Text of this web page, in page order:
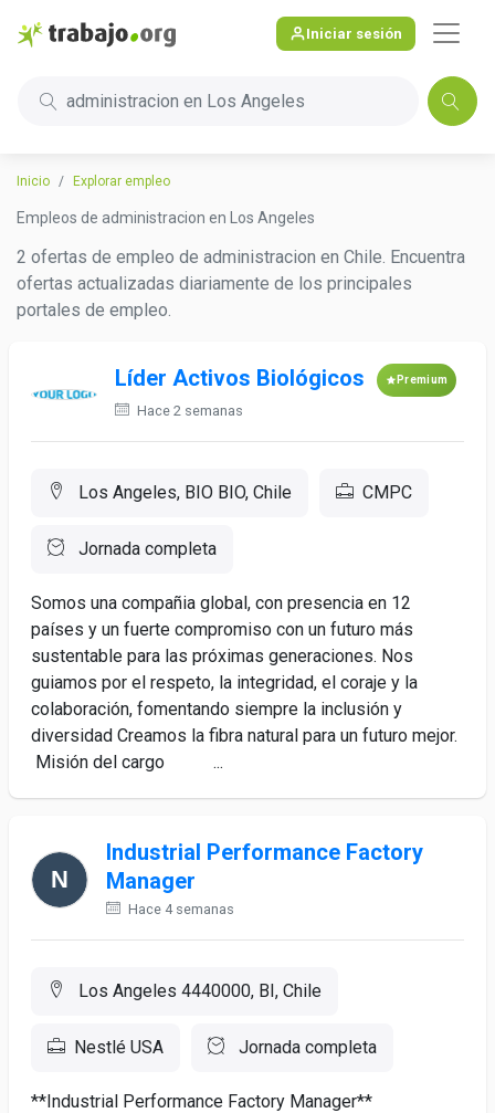
Iniciar sesión
administracion en Los Angeles
Inicio Explorar empleo
Empleos de administracion en Los Angeles
2 ofertas de empleo de administracion en Chile. Encuentra
ofertas actualizadas diariamente de los principales
portales de empleo.
Líder Activos Biológicos Premium
Hace 2 semanas
Los Angeles, BIO BIO, Chile CMPC
Jornada completa
Somos una compañia global, con presencia en 12
países y un fuerte compromiso con un futuro más
sustentable para las próximas generaciones. Nos
guiamos por el respeto, la integridad, el coraje y la
colaboración, fomentando siempre la inclusión y
diversidad Creamos la fibra natural para un futuro mejor.
Misión del cargo ...
Industrial Performance Factory
Manager
Hace 4 semanas
Los Angeles 4440000, BI, Chile
Nestlé USA Jornada completa
**Industrial Performance Factory Manager**